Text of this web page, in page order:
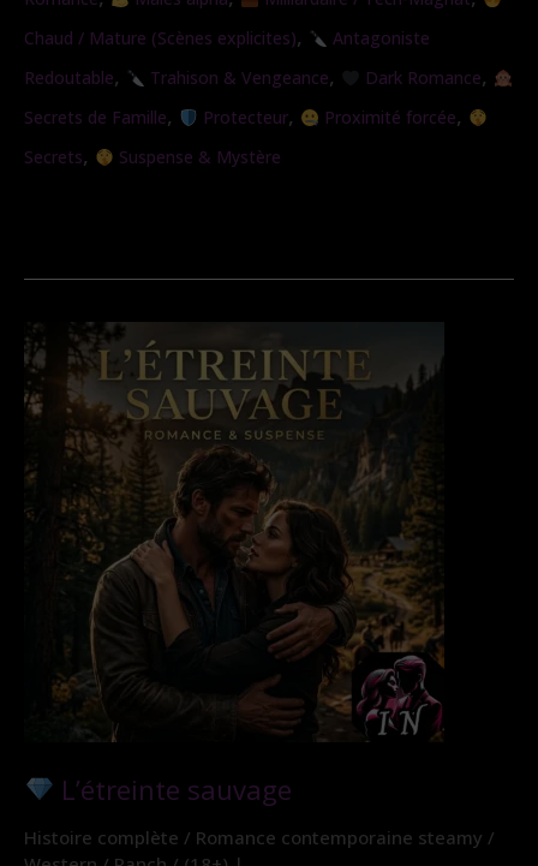
Chaud / Mature (Scènes explicites),
Antagoniste
Redoutable, Trahison & Vengeance, Dark Romance,
Secrets de Famille, Protecteur, Proximité forcée,
Secrets, Suspense & Mystère
L’étreinte sauvage
Histoire complète / Romance contemporaine steamy /